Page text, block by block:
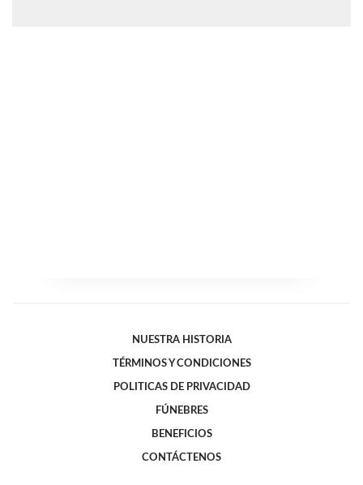
NUESTRA HISTORIA
TÉRMINOS Y CONDICIONES
POLITICAS DE PRIVACIDAD
FÚNEBRES
BENEFICIOS
CONTÁCTENOS